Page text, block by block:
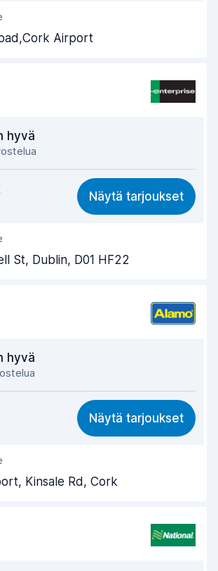
9,2
Airport
hyvä
8,6
8,8
9,0
Näytä tarjoukset
St, Dublin, D01 HF22
hyvä
8,3
8,6
8,9
Näytä tarjoukset
Kinsale Rd, Cork